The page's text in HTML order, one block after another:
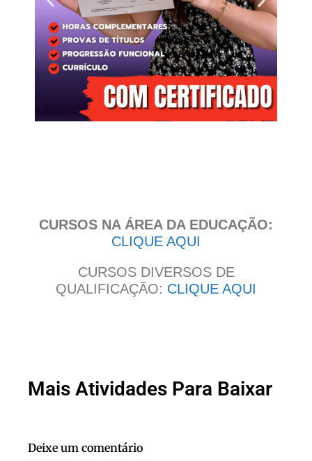
CURSOS NA ÁREA DA EDUCAÇÃO:
CLIQUE AQUI
CURSOS DIVERSOS DE
QUALIFICAÇÃO: CLIQUE AQUI
Mais Atividades Para Baixar
Deixe um comentário